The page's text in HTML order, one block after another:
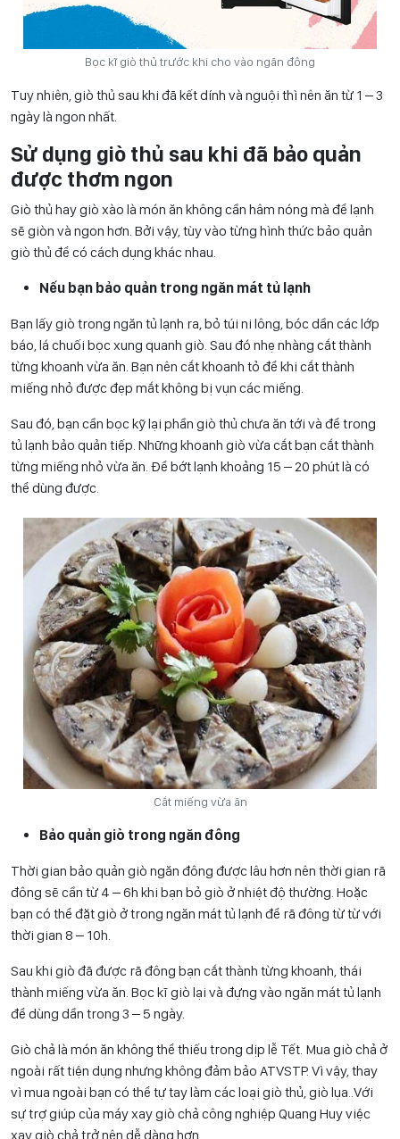
Bọc kĩ giò thủ trước khi cho vào ngăn đông
Tuy nhiên, giò thủ sau khi đã kết dính và nguội thì nên ăn từ 1 – 3
ngày là ngon nhất.
Sử dụng giò thủ sau khi đã bảo quản
được thơm ngon
Giò thủ hay giò xào là món ăn không cần hâm nóng mà để lạnh
sẽ giòn và ngon hơn. Bởi vậy, tùy vào từng hình thức bảo quản
giò thủ để có cách dụng khác nhau.
Nếu bạn bảo quản trong ngăn mát tủ lạnh
Bạn lấy giò trong ngăn tủ lạnh ra, bỏ túi ni lông, bóc dần các lớp
báo, lá chuối bọc xung quanh giò. Sau đó nhẹ nhàng cắt thành
từng khoanh vừa ăn. Bạn nên cắt khoanh tỏ để khi cắt thành
miếng nhỏ được đẹp mắt không bị vụn các miếng.
Sau đó, bạn cần bọc kỹ lại phần giò thủ chưa ăn tới và để trong
tủ lạnh bảo quản tiếp. Những khoanh giò vừa cắt bạn cắt thành
từng miếng nhỏ vừa ăn. Để bớt lạnh khoảng 15 – 20 phút là có
thể dùng được.
Cắt miếng vừa ăn
Bảo quản giò trong ngăn đông
Thời gian bảo quản giò ngăn đông được lâu hơn nên thời gian rã
đông sẽ cần từ 4 – 6h khi bạn bỏ giò ở nhiệt độ thường. Hoặc
bạn có thể đặt giò ở trong ngăn mát tủ lạnh để rã đông từ từ với
thời gian 8 – 10h.
Sau khi giò đã được rã đông bạn cắt thành từng khoanh, thái
thành miếng vừa ăn. Bọc kĩ giò lại và đựng vào ngăn mát tủ lạnh
để dùng dần trong 3 – 5 ngày.
Giò chả là món ăn không thể thiếu trong dịp lễ Tết. Mua giò chả ở
ngoài rất tiện dụng nhưng không đảm bảo ATVSTP. Vì vậy, thay
vì mua ngoài bạn có thể tự tay làm các loại giò thủ, giò lụa..Với
sự trợ giúp của máy xay giò chả công nghiệp Quang Huy việc
xay giò chả trở nên dễ dàng hơn.